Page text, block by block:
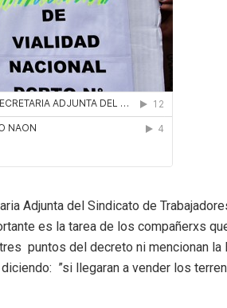
Adjunta del Sindicato de
es la tarea de los compañerxs
puntos del decreto ni mencionan la
”si llegaran a vender los